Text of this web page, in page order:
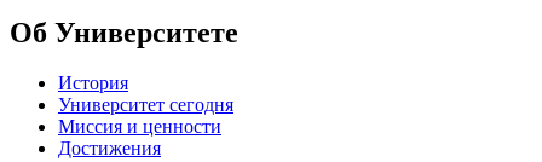
Об Университете
История
Университет сегодня
Миссия и ценности
Достижения